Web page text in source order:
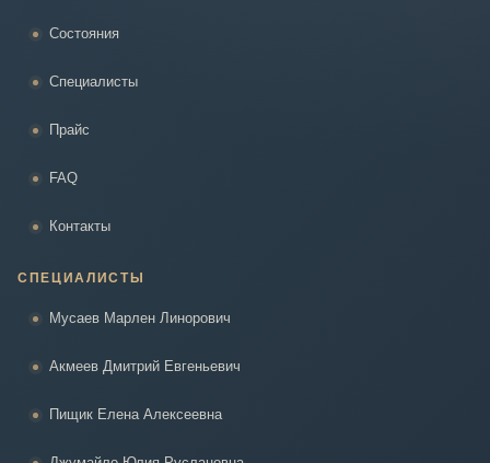
Состояния
Специалисты
Прайс
FAQ
Контакты
СПЕЦИАЛИСТЫ
Мусаев Марлен Линорович
Акмеев Дмитрий Евгеньевич
Пищик Елена Алексеевна